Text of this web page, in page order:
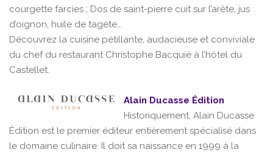
courgette farcies ; Dos de saint-pierre cuit sur l’arête, jus
d’oignon, huile de tagète…
Découvrez la cuisine pétillante, audacieuse et conviviale
du chef du restaurant Christophe Bacquié à l’hôtel du
Castellet.
Alain Ducasse Édition
Historiquement, Alain Ducasse
Édition est le premier éditeur entièrement spécialisé dans
le domaine culinaire. Il doit sa naissance en 1999 à la